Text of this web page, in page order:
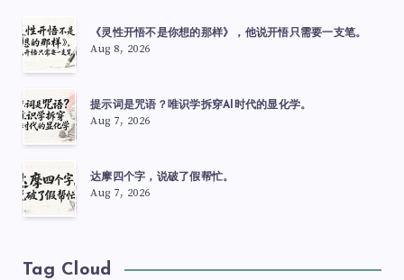
《灵性开悟不是你想的那样》，他说开悟只需要一支笔。
Aug 8, 2026
提示词是咒语？唯识学拆穿AI时代的显化学。
Aug 7, 2026
达摩四个字，说破了假帮忙。
Aug 7, 2026
Tag Cloud